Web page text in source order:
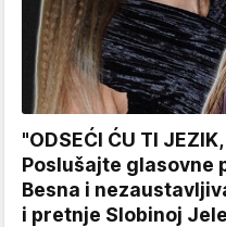
"ODSEĆI ĆU TI
Poslušajte glasovne
Besna i
i pretnje Slobinoj